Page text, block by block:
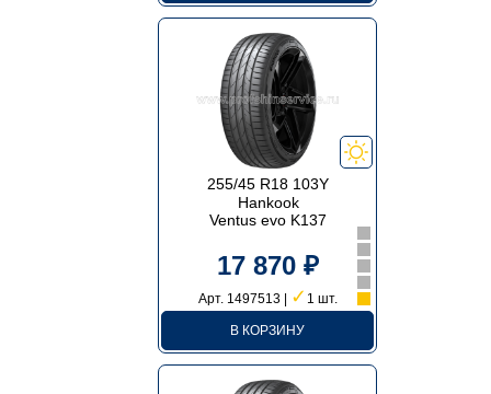
255/45 R18 103Y
Hankook
Ventus evo K137
17 870 ₽
Арт. 1497513 | ✓ 1 шт.
В КОРЗИНУ